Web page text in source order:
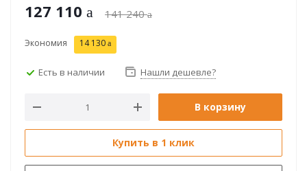
127 110 141 240
Экономия 14 130
Есть в наличии Нашли дешевле?
В корзину
Купить в 1 клик